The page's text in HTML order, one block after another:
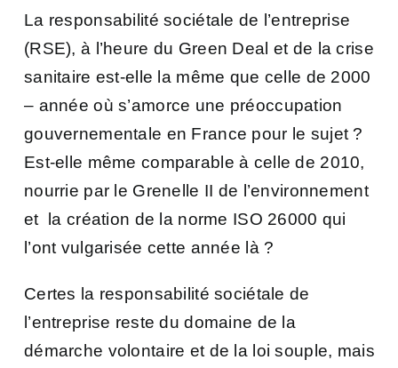
La responsabilité sociétale de l’entreprise
(RSE), à l’heure du Green Deal et de la crise
sanitaire est-elle la même que celle de 2000
– année où s’amorce une préoccupation
gouvernementale en France pour le sujet ?
Est-elle même comparable à celle de 2010,
nourrie par le Grenelle II de l’environnement
et la création de la norme ISO 26000 qui
l’ont vulgarisée cette année là ?
Certes la responsabilité sociétale de
l’entreprise reste du domaine de la
démarche volontaire et de la loi souple, mais